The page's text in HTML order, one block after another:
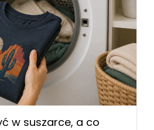
w suszarce, a co